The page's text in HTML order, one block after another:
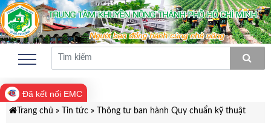
Đã kết nối EMC
Trang chủ » Tin tức»
Thông tư ban hành Quy chuẩn kỹ thuật